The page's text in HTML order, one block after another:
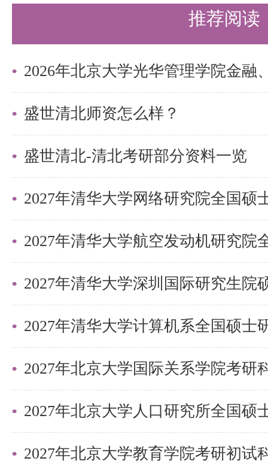
申请人将以下材料在申请时间内
（1）有效身份证明；
（2）外语水平证明；
（4）本科学历证书（须附学信网
注册备案表》或《教育部学籍在
位证书（须附学信网《中国高等
告》）、硕士研究生学历证书（
证书电子注册备案表》或《教育
告》）、硕士学位证书（须附学
在线验证报告》），其中应届生
（5）两封与报考专业相关的职
称）或以上的专家推荐信；
（6）清华大学研究生招生考生诚
推荐阅读
盛世清北师资怎么样？
盛世清北-清北考研部分资料一览
2027年清华大学深圳国际研究生院
2027年北京大学国际关系学院考研
2027年北京大学教育学院考研初试